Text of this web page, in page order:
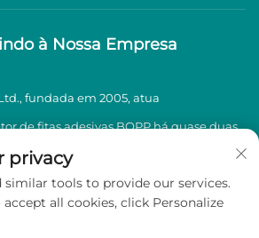
à Nossa Empresa
fundada em 2005, atua
de fitas adesivas BOPP há quase duas
se na produção e venda de fitas
qualidade.
privacy
similar tools to provide our services.
all cookies, click Personalize